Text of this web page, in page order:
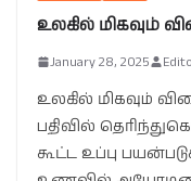
உலகில் மிகவும்
January 28, 2025
உலகில் மிகவும்
பதிவில்
கூட்ட உப்பு